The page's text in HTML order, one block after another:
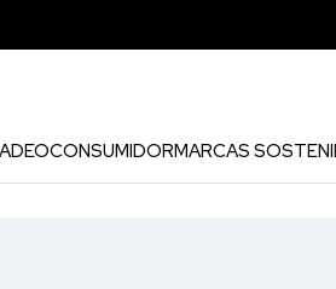
CONSUMIDORMARCAS